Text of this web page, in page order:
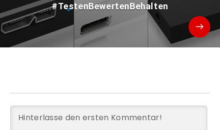
#TestenBewertenBehalten